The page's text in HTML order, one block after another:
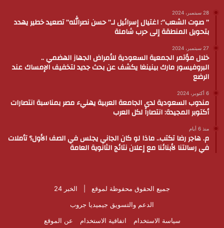
28 سبتمبر، 2024
” صوت الشعب”: اغتيال إسرائيل لـ” حسن نصرالله” تصعيد خطير يهدد
بتحويل المنطقة إلى حرب شاملة
27 سبتمبر، 2024
خلال مؤتمر الجمعية السعودية للأمراض الجهاز الهضمي ..
البروفيسور مارك بينينغا يكشف عن بحث جديد لتخفيف الإمساك عند
الرضع
6 أكتوبر، 2024
مندوب السعودية لدى الجامعة العربية يهنيء مصر بمناسبة انتصارات
أكتوبر المجيدة: انتصاراً لكل العرب
منذ 6 أيام
م. هاجر رضا تكتب.. ماذا لو كان الجاني يجلس في الصف الأول؟ تأملات
في رسالتنا لأبنائنا مع إعلان نتائج الثانوية العامة
جميع الحقوق محفوظة لموقع | الخبر 24
الدعم والتسويق جيميديا جروب
سياسة الاستخدام
اتفاقية الاستخدام عن الموقع